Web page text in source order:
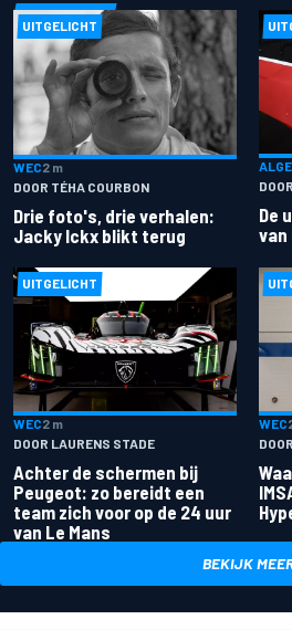
UITGELICHT
WEC2 m
DOOR TÉHA COURBON
Drie foto's, drie verhalen:
Jacky Ickx blikt terug
De
van
UITGELICHT
WEC2 m
DOOR LAURENS STADE
Achter de schermen bij
Peugeot: zo bereidt een
team zich voor op de 24 uur
van Le Mans
WEC
BEKIJK